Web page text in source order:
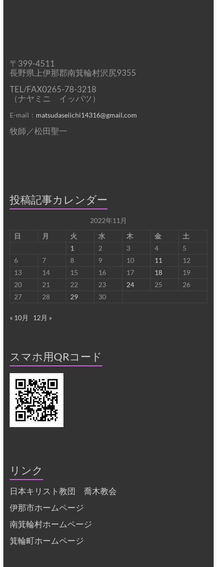
〒399-4511
長野県上伊那郡南箕輪村沢尻9355
TEL/FAX0265-78-3218
（ナヤミニ イッパツ）
E-mail： matsudaseiichi14316@gmail.com
牧師／松田聖一
投稿記事カレンダー
2022年11月
日
月 火 水 木 金
土
1
2 3 4
5
6
7 8 9 10 11
12
13
14 15 16 17 18
19
20
21 22 23 24 25
26
27
28 29 30
« 10月 12月 »
スマホ用QRコード
リンク
日本キリスト教団 喬木教会
伊那市ホームページ
南箕輪村ホームページ
箕輪町ホームページ